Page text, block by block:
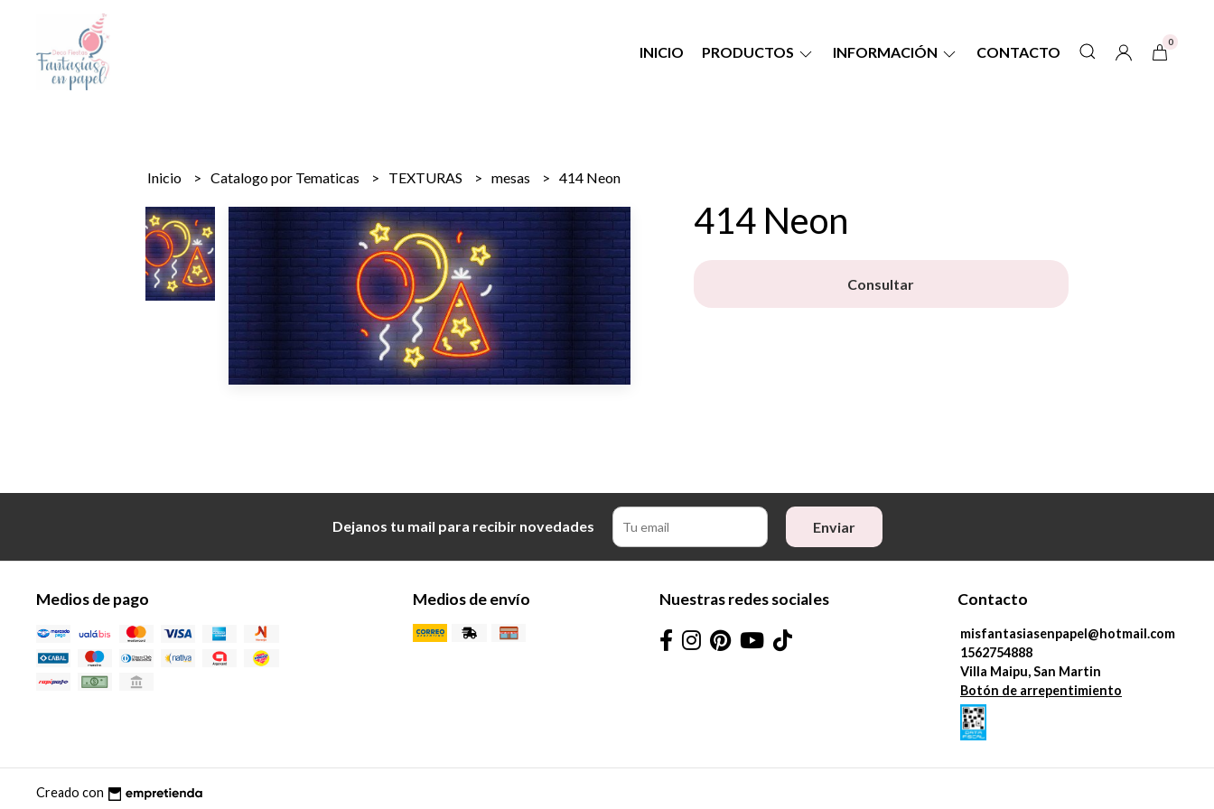
INICIO PRODUCTOS INFORMACIÓN CONTACTO
0
Inicio Catalogo por Tematicas TEXTURAS mesas 414 Neon
414 Neon
Consultar
Dejanos tu mail para recibir novedades Enviar
Medios de pago Medios de envío Nuestras redes sociales Contacto
misfantasiasenpapel@hotmail.com
1562754888
Villa Maipu, San Martin
Botón de arrepentimiento
Creado con